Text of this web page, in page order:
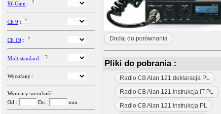
Rf-Gain :
Ch 9 :
Ch 19 :
Multistandard :
Wycofany :
Wymiary szerokość :
Od :
Do : mm.
Dodaj do porównania
Pliki do pobrania :
Radio CB Alan 121 deklaracja PL
Radio CB Alan 121 instrukcja IT-PL
Radio CB Alan 121 instrukcja PL